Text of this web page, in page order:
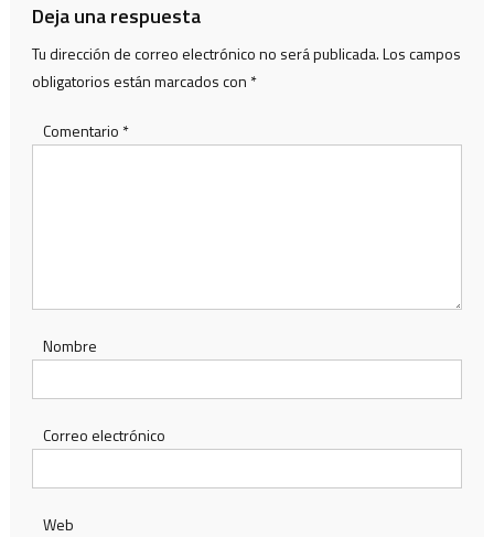
Deja una respuesta
Tu dirección de correo electrónico no será publicada.Los campos
obligatorios están marcados con *
Comentario *
Nombre
Correo electrónico
Web